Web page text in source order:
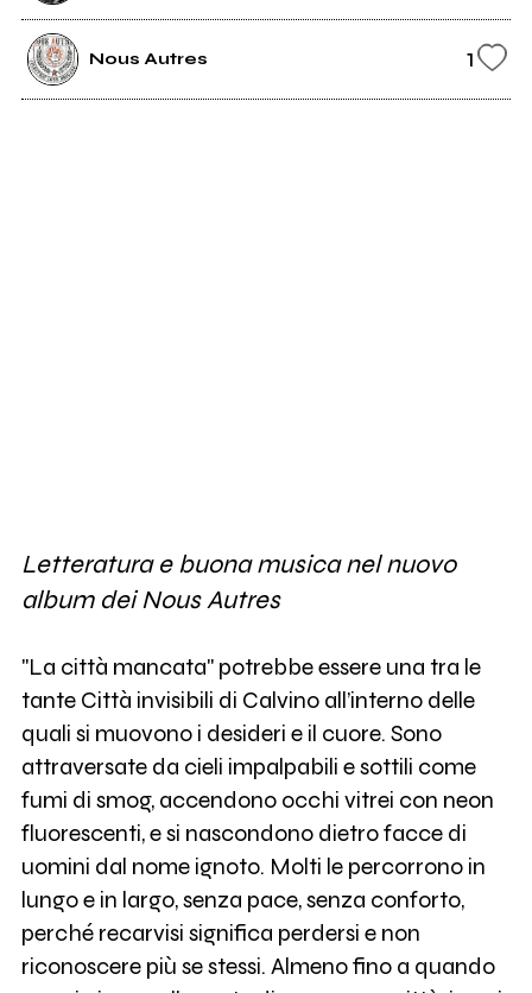
Nous Autres 1
Letteratura e buona musica nel nuovo
album dei Nous Autres
"La città mancata" potrebbe essere una tra le
tante Città invisibili di Calvino all’interno delle
quali si muovono i desideri e il cuore. Sono
attraversate da cieli impalpabili e sottili come
fumi di smog, accendono occhi vitrei con neon
fluorescenti, e si nascondono dietro facce di
uomini dal nome ignoto. Molti le percorrono in
lungo e in largo, senza pace, senza conforto,
perché recarvisi significa perdersi e non
riconoscere più se stessi. Almeno fino a quando